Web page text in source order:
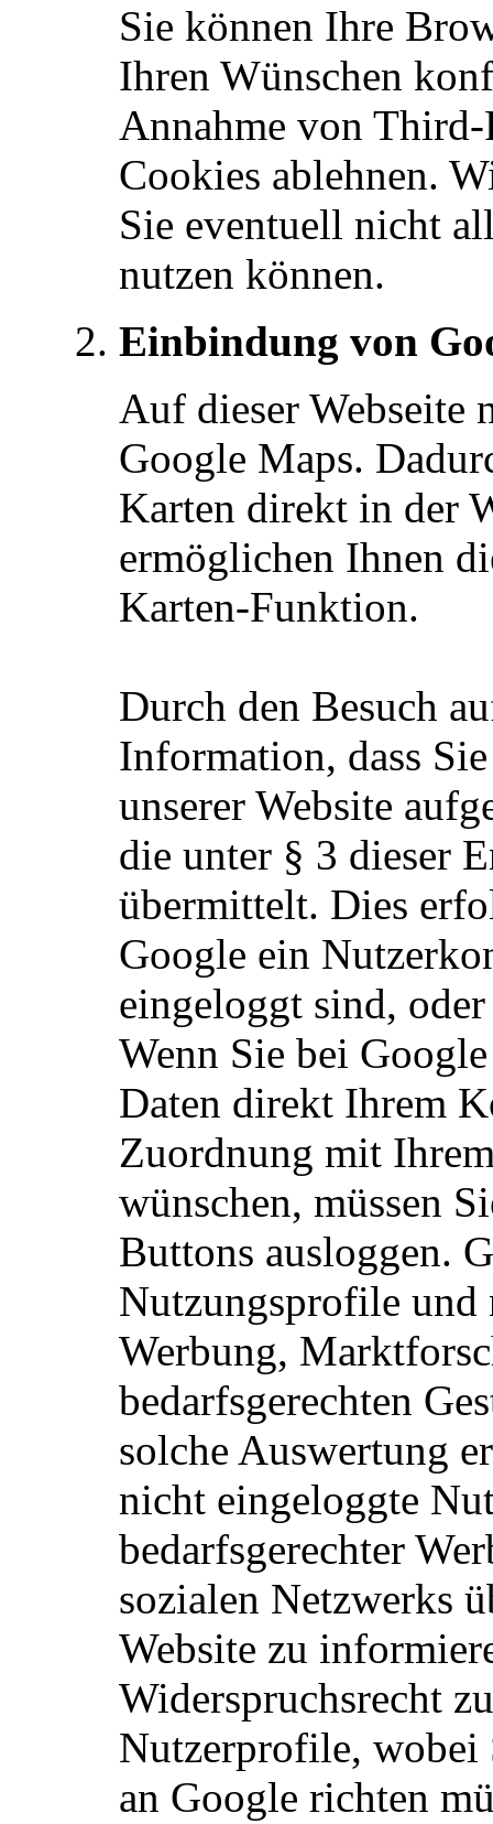
Sie können Ihre
Ihren Wünschen
Annahme von
Cookies ablehnen.
Sie eventuell nicht
nutzen können.
Einbindung von
Auf dieser Webseite
Google Maps.
Karten direkt in der
ermöglichen Ihnen
Karten-Funktion.
Durch den Besuch
Information, dass
unserer Website
die unter § 3 dieser
übermittelt. Dies
Google ein
eingeloggt sind,
Wenn Sie bei
Daten direkt Ihrem
Zuordnung mit
wünschen, müssen
Buttons ausloggen.
Nutzungsprofile und
Werbung,
bedarfsgerechten
solche Auswertung
nicht eingeloggte
bedarfsgerechter
sozialen Netzwerks
Website zu
Widerspruchsrecht
Nutzerprofile, wobei
an Google richten